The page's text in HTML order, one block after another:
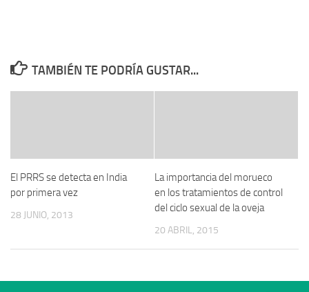
TAMBIÉN TE PODRÍA GUSTAR...
El PRRS se detecta en India
por primera vez
28 JUNIO, 2013
La importancia del morueco
en los tratamientos de control
del ciclo sexual de la oveja
20 ABRIL, 2015